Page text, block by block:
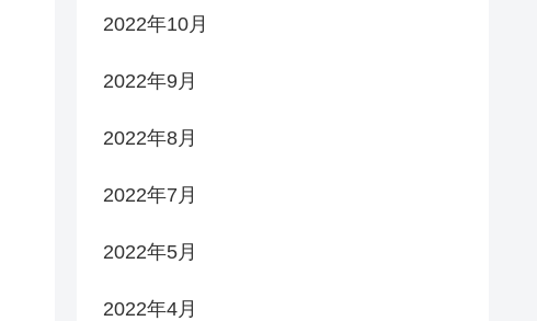
2022年10月
2022年9月
2022年8月
2022年7月
2022年5月
2022年4月